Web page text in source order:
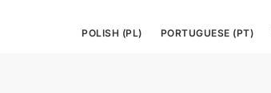
POLISH (PL) PORTUGUESE (PT)